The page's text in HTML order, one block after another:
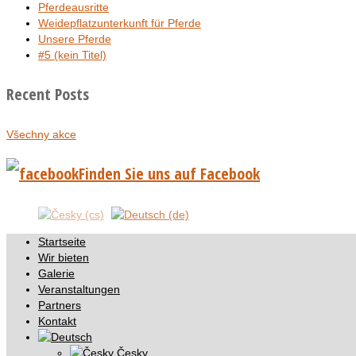
Pferdeausritte
Weidepflatzunterkunft für Pferde
Unsere Pferde
#5 (kein Titel)
Recent Posts
Všechny akce
Finden Sie uns auf Facebook
Startseite
Wir bieten
Galerie
Veranstaltungen
Partners
Kontakt
Česky